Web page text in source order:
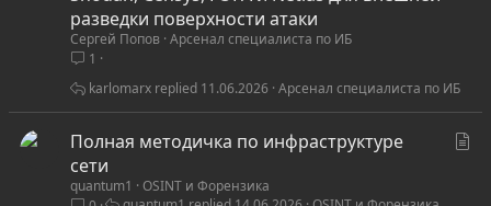
разведки поверхности атаки
Сергей Попов Арсенал специалиста по ИБ
1
Арсенал специалиста по ИБ
11.06.2026
karlomarx
Полная методичка по инфраструктуре
сети
quantum1
OSINT и Форензика